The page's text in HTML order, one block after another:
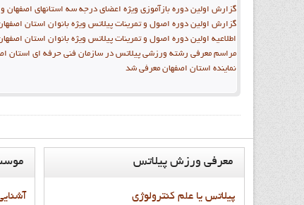
گزارش اولین دوره بازآموزي ویژه اعضاي درجه سه استانهاي اصفهان
گزارش اولین دوره اصول و تمرینات پیلاتس ویژه بانوان استان
اطلاعیه اولین دوره اصول و تمرینات پیلاتس ویژه بانوان استان
مراسم معرفی رشته ورزشی پیلاتس در سازمان فنی حرفه ای استان
نماينده استان اصفهان معرفي شد
معرفي ورزش پيلاتس
پيلاتس يا علم کنترولوژي